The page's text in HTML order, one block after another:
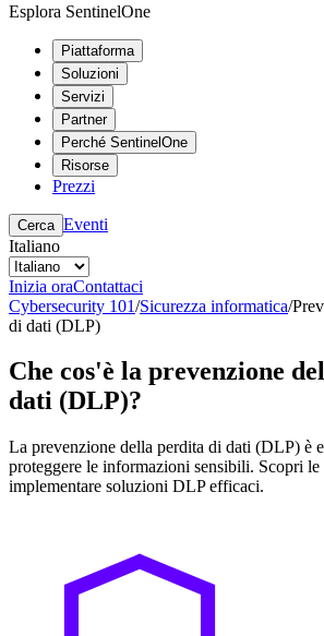
Esplora SentinelOne
Piattaforma
Soluzioni
Servizi
Partner
Perché SentinelOne
Risorse
Prezzi
Cerca Eventi
Italiano
Inizia oraContattaci
Cybersecurity 101/Sicurezza informatica/
di dati (DLP)
Che cos'è la prevenzione
dati (DLP)?
La prevenzione della perdita di dati (DLP) è
proteggere le informazioni sensibili. Scopri le
implementare soluzioni DLP efficaci.